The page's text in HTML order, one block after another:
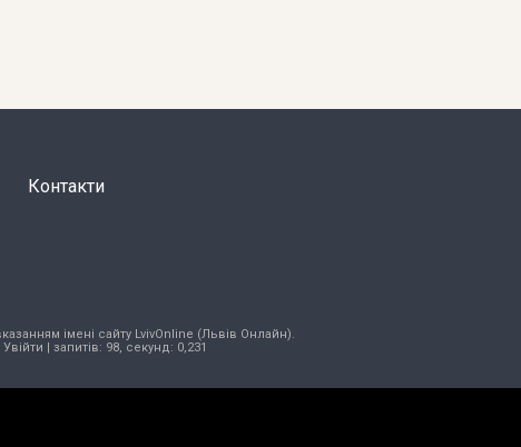
Контакти
імені сайту LvivOnline (Львів Онлайн).
Увійти | запитів: 98, секунд: 0,231